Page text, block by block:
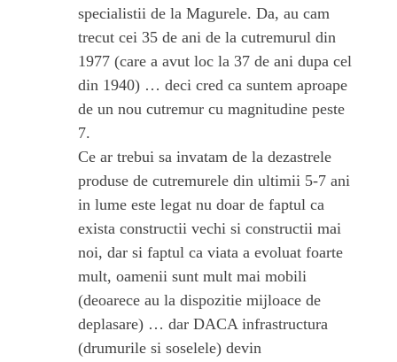
specialistii de la Magurele. Da, au cam
trecut cei 35 de ani de la cutremurul din
1977 (care a avut loc la 37 de ani dupa cel
din 1940) … deci cred ca suntem aproape
de un nou cutremur cu magnitudine peste
7.
Ce ar trebui sa invatam de la dezastrele
produse de cutremurele din ultimii 5-7 ani
in lume este legat nu doar de faptul ca
exista constructii vechi si constructii mai
noi, dar si faptul ca viata a evoluat foarte
mult, oamenii sunt mult mai mobili
(deoarece au la dispozitie mijloace de
deplasare) … dar DACA infrastructura
(drumurile si soselele) devin